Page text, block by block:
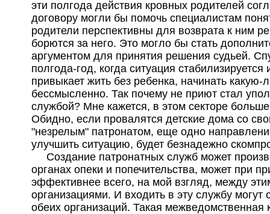
эти полгода действия кровных родителей
договору могли бы помочь специалистам
родители перспективны для возврата к ним
борются за него. Это могло бы стать
аргументом для принятия решения судьей.
полгода-год, когда ситуация стабилизируется
привыкает жить без ребенка, начинать какую-
бессмысленно. Так почему не приют стал
службой? Мне кажется, в этом секторе
Обидно, если провалятся детские дома со
"незрелым" патронатом, еще одно
улучшить ситуацию, будет безнадежно
Создание патронатных служб может
органах опеки и попечительства, может при
эффективнее всего, на мой взгляд, между
организациями. И входить в эту службу могут
обеих организаций. Такая межведомственная